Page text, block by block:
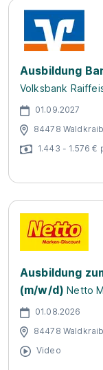
Ausbildung
Volksbank
01.09.2027
84478
1.443 - 1.576 €
Ausbildung
(m/w/d) Netto
01.08.2026
84478
Video